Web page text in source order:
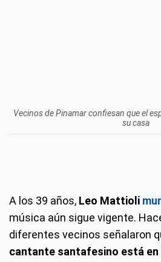
Vecinos de Pinamar confiesan que el
su casa
A los 39 años, Leo Mattioli
música aún sigue vigente.
diferentes vecinos señalaron
cantante santafesino está en